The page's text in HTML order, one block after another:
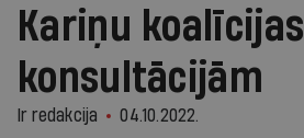
Kariņu koalīcijas
konsultācijām
Ir redakcija 04.10.2022.